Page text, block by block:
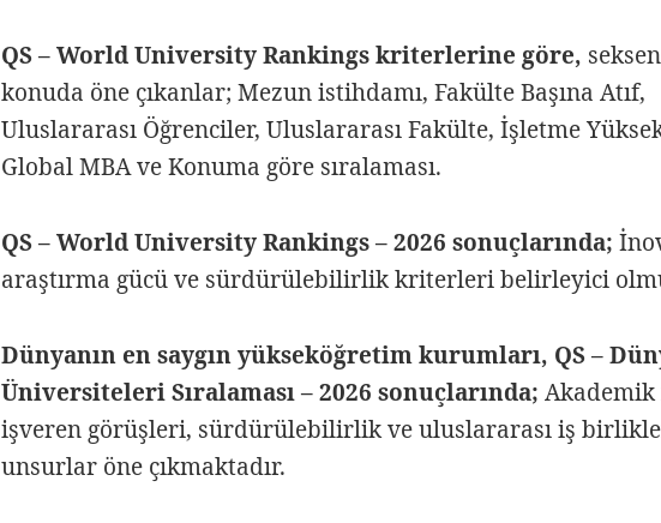
QS – World University Rankings kriterlerine göre,
konuda öne çıkanlar; Mezun istihdamı, Fakülte Başına Atıf,
Uluslararası Öğrenciler, Uluslararası Fakülte, İşletme
Global MBA ve Konuma göre sıralaması.
QS – World University Rankings – 2026 sonuçlarında;
araştırma gücü ve sürdürülebilirlik kriterleri belirleyici
Dünyanın en saygın yükseköğretim kurumları, QS –
Üniversiteleri Sıralaması – 2026 sonuçlarında;
işveren görüşleri, sürdürülebilirlik ve uluslararası iş
unsurlar öne çıkmaktadır.